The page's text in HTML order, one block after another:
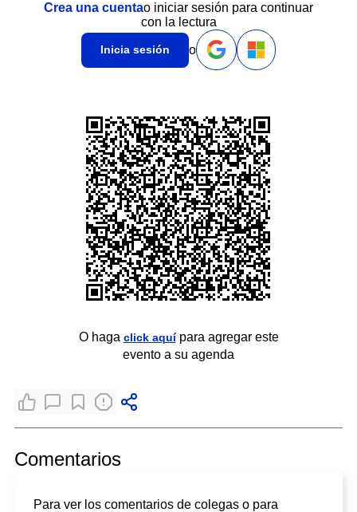
Crea una cuentao iniciar sesión para continuar
con la lectura
Inicia sesión o
O haga click aquípara agregar este
evento a su agenda
Comentarios
Para ver los comentarios de colegas o para